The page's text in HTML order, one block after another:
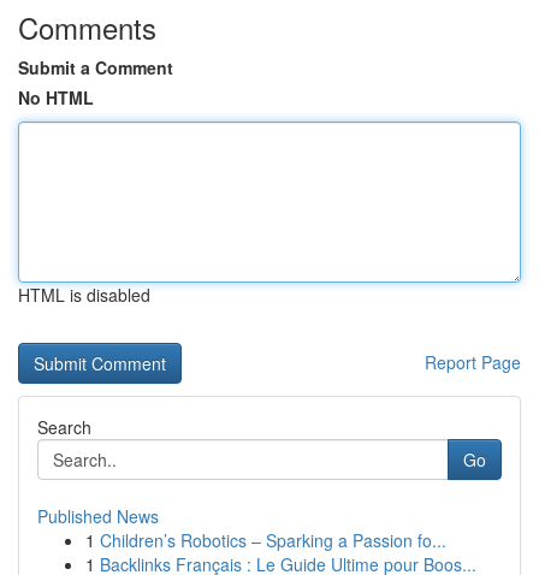
Comments
Submit a Comment
No HTML
HTML is disabled
Report Page
Search
Go
Published News
1 Children’s Robotics – Sparking a Passion fo...
1 Backlinks Français : Le Guide Ultime pour Boos...